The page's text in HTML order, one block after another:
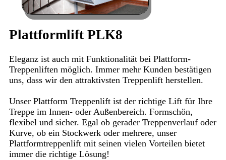
Plattformlift PLK8
Eleganz ist auch mit Funktionalität bei Plattform-
Treppenliften möglich. Immer mehr Kunden bestätigen
uns, dass wir den attraktivsten Treppenlift herstellen.
Unser Plattform Treppenlift ist der richtige Lift für Ihre
Treppe im Innen- oder Außenbereich. Formschön,
flexibel und sicher. Egal ob gerader Treppenverlauf oder
Kurve, ob ein Stockwerk oder mehrere, unser
Plattformtreppenlift mit seinen vielen Vorteilen bietet
immer die richtige Lösung!